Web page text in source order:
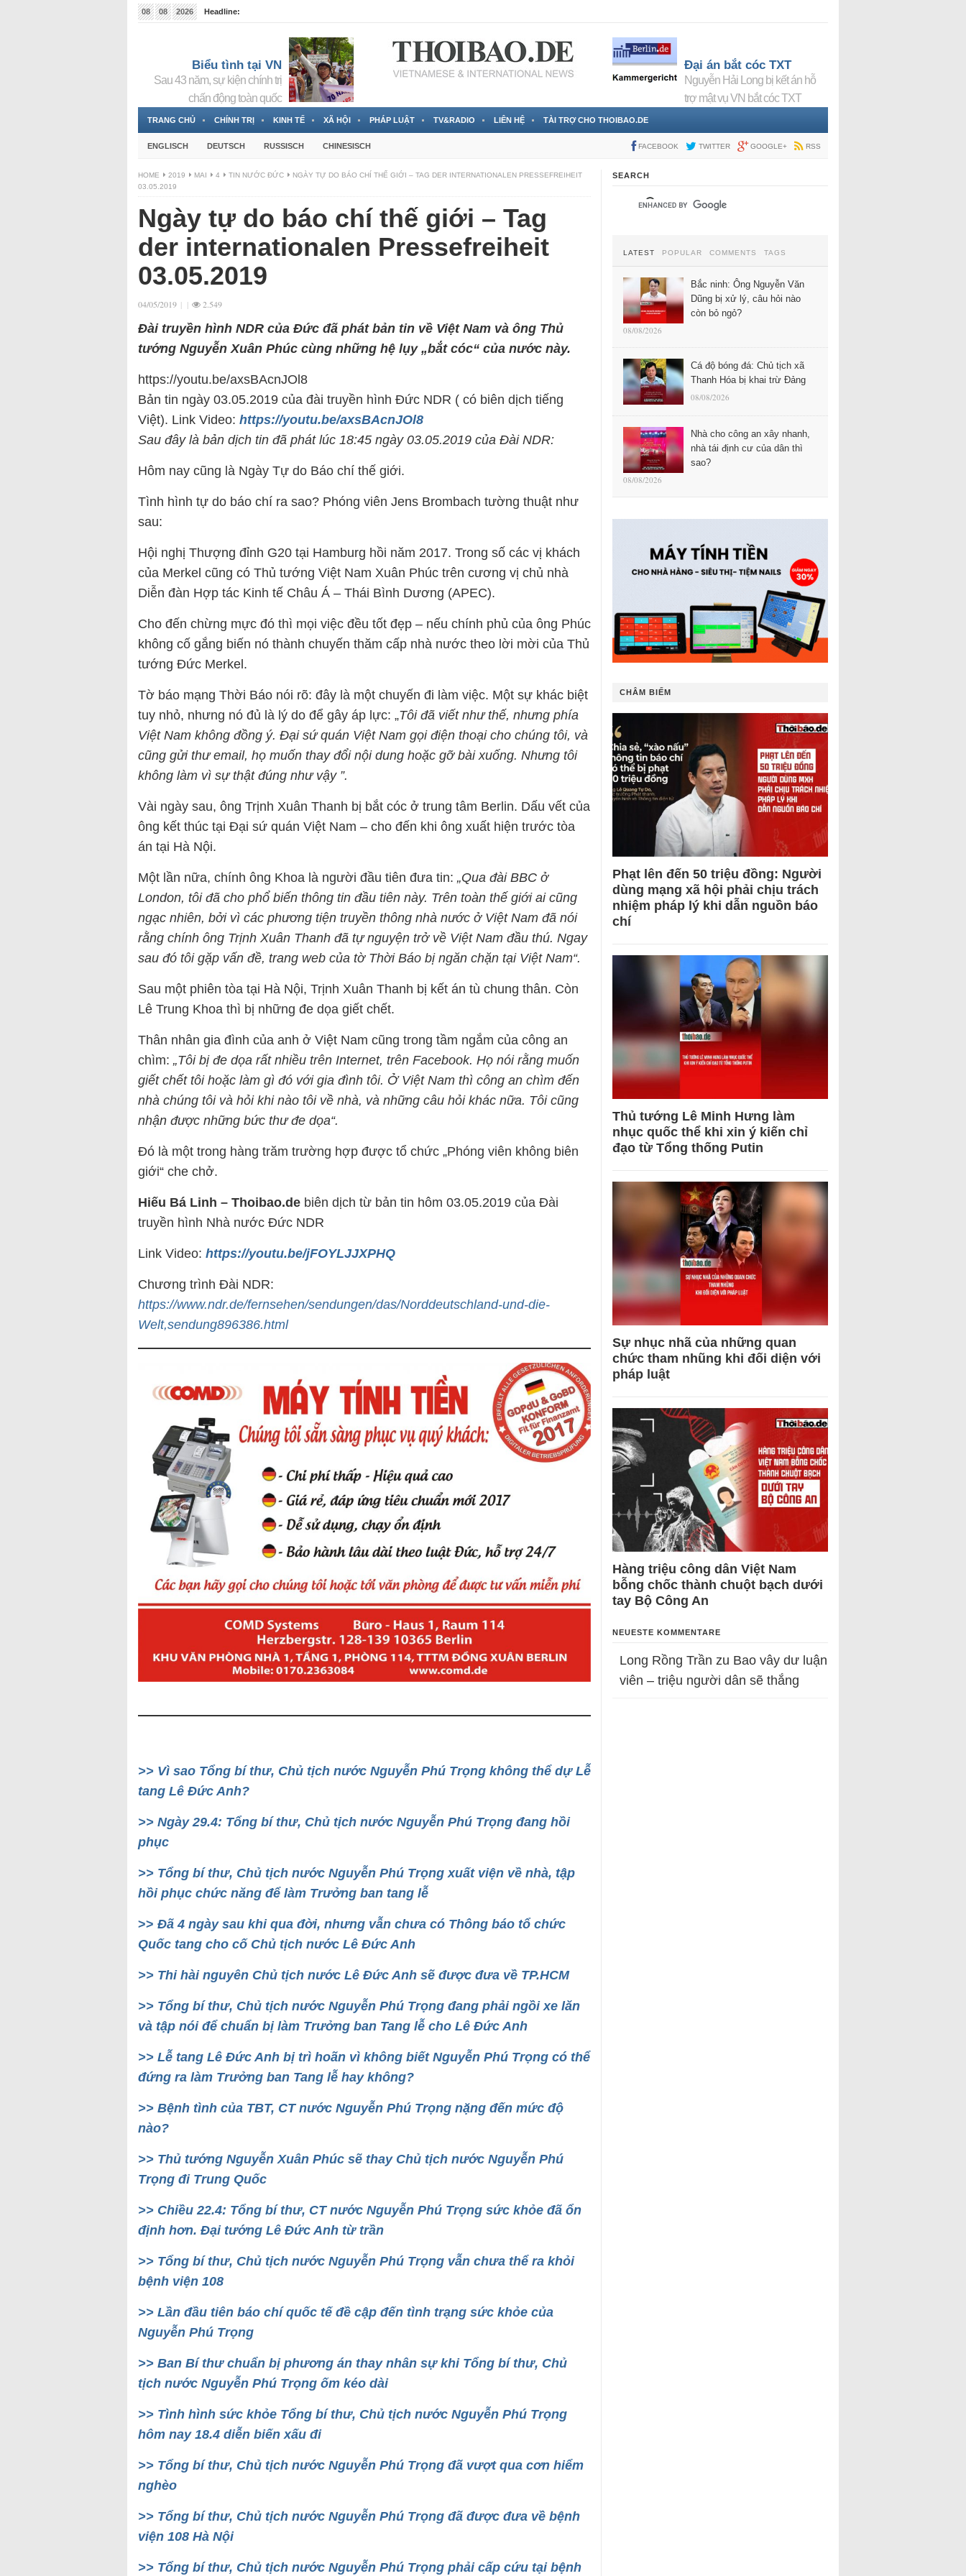
08 08 2026
Headline:
Biểu tình tại VN
Sau 43 năm, sự kiện chính trị
chấn động toàn quốc
Đại án bắt cóc TXT
Nguyễn Hải Long bị kết án hỗ
trợ mật vụ VN bắt cóc TXT
TRANG CHỦ CHÍNH TRỊ KINH TẾ XÃ HỘI PHÁP LUẬT TV&RADIO LIÊN HỆ TÀI TRỢ CHO THOIBAO.DE
ENGLISCH DEUTSCH RUSSISCH CHINESISCH FACEBOOK TWITTER GOOGLE+ RSS
HOME 2019 MAI 4 TIN NƯỚC ĐỨC
NGÀY TỰ DO BÁO CHÍ THẾ GIỚI – TAG DER INTERNATIONALEN PRESSEFREIHEIT
03.05.2019
Ngày tự do báo chí thế giới – Tag
der internationalen Pressefreiheit
03.05.2019
04/05/2019 | | 2.549
Đài truyền hình NDR của Đức đã phát bản tin về Việt Nam và ông Thủ
tướng Nguyễn Xuân Phúc cùng những hệ lụy „bắt cóc“ của nước này.
https://youtu.be/axsBAcnJOl8
Bản tin ngày 03.05.2019 của đài truyền hình Đức NDR ( có biên dịch tiếng
Việt). Link Video: https://youtu.be/axsBAcnJOl8
Sau đây là bản dịch tin đã phát lúc 18:45 ngày 03.05.2019 của Đài NDR:
Hôm nay cũng là Ngày Tự do Báo chí thế giới.
Tình hình tự do báo chí ra sao? Phóng viên Jens Brombach tường thuật như
sau:
Hội nghị Thượng đỉnh G20 tại Hamburg hồi năm 2017. Trong số các vị khách
của Merkel cũng có Thủ tướng Việt Nam Xuân Phúc trên cương vị chủ nhà
Diễn đàn Hợp tác Kinh tế Châu Á – Thái Bình Dương (APEC).
Cho đến chừng mực đó thì mọi việc đều tốt đẹp – nếu chính phủ của ông Phúc
không cố gắng biến nó thành chuyến thăm cấp nhà nước theo lời mời của Thủ
tướng Đức Merkel.
Tờ báo mạng Thời Báo nói rõ: đây là một chuyến đi làm việc. Một sự khác biệt
tuy nhỏ, nhưng nó đủ là lý do để gây áp lực: „Tôi đã viết như thế, nhưng phía
Việt Nam không đồng ý. Đại sứ quán Việt Nam gọi điện thoại cho chúng tôi, và
cũng gửi thư email, họ muốn thay đổi nội dung hoặc gỡ bài xuống. Nhưng tôi
không làm vì sự thật đúng như vậy ”.
Vài ngày sau, ông Trịnh Xuân Thanh bị bắt cóc ở trung tâm Berlin. Dấu vết của
ông kết thúc tại Đại sứ quán Việt Nam – cho đến khi ông xuất hiện trước tòa
án tại Hà Nội.
Một lần nữa, chính ông Khoa là người đầu tiên đưa tin: „Qua đài BBC ở
London, tôi đã cho phổ biến thông tin đầu tiên này. Trên toàn thế giới ai cũng
ngạc nhiên, bởi vì các phương tiện truyền thông nhà nước ở Việt Nam đã nói
rằng chính ông Trịnh Xuân Thanh đã tự nguyện trở về Việt Nam đầu thú. Ngay
sau đó tôi gặp vấn đề, trang web của tờ Thời Báo bị ngăn chặn tại Việt Nam“.
Sau một phiên tòa tại Hà Nội, Trịnh Xuân Thanh bị kết án tù chung thân. Còn
Lê Trung Khoa thì bị những đe dọa giết chết.
Thân nhân gia đình của anh ở Việt Nam cũng trong tầm ngắm của công an
chìm: „Tôi bị đe dọa rất nhiều trên Internet, trên Facebook. Họ nói rằng muốn
giết chết tôi hoặc làm gì đó với gia đình tôi. Ở Việt Nam thì công an chìm đến
nhà chúng tôi và hỏi khi nào tôi về nhà, và những câu hỏi khác nữa. Tôi cũng
nhận được những bức thư đe dọa“.
Đó là một trong hàng trăm trường hợp được tổ chức „Phóng viên không biên
giới“ che chở.
Hiếu Bá Linh – Thoibao.de biên dịch từ bản tin hôm 03.05.2019 của Đài
truyền hình Nhà nước Đức NDR
Link Video: https://youtu.be/jFOYLJJXPHQ
Chương trình Đài NDR:
https://www.ndr.de/fernsehen/sendungen/das/Norddeutschland-und-die-
Welt,sendung896386.html
>> Vì sao Tổng bí thư, Chủ tịch nước Nguyễn Phú Trọng không thể dự Lễ
tang Lê Đức Anh?
>> Ngày 29.4: Tổng bí thư, Chủ tịch nước Nguyễn Phú Trọng đang hồi
phục
>> Tổng bí thư, Chủ tịch nước Nguyễn Phú Trọng xuất viện về nhà, tập
hồi phục chức năng để làm Trưởng ban tang lễ
>> Đã 4 ngày sau khi qua đời, nhưng vẫn chưa có Thông báo tổ chức
Quốc tang cho cố Chủ tịch nước Lê Đức Anh
>> Thi hài nguyên Chủ tịch nước Lê Đức Anh sẽ được đưa về TP.HCM
>> Tổng bí thư, Chủ tịch nước Nguyễn Phú Trọng đang phải ngồi xe lăn
và tập nói để chuẩn bị làm Trưởng ban Tang lễ cho Lê Đức Anh
>> Lễ tang Lê Đức Anh bị trì hoãn vì không biết Nguyễn Phú Trọng có thể
đứng ra làm Trưởng ban Tang lễ hay không?
>> Bệnh tình của TBT, CT nước Nguyễn Phú Trọng nặng đến mức độ
nào?
>> Thủ tướng Nguyễn Xuân Phúc sẽ thay Chủ tịch nước Nguyễn Phú
Trọng đi Trung Quốc
>> Chiều 22.4: Tổng bí thư, CT nước Nguyễn Phú Trọng sức khỏe đã ổn
định hơn. Đại tướng Lê Đức Anh từ trần
>> Tổng bí thư, Chủ tịch nước Nguyễn Phú Trọng vẫn chưa thể ra khỏi
bệnh viện 108
>> Lần đầu tiên báo chí quốc tế đề cập đến tình trạng sức khỏe của
Nguyễn Phú Trọng
>> Ban Bí thư chuẩn bị phương án thay nhân sự khi Tổng bí thư, Chủ
tịch nước Nguyễn Phú Trọng ốm kéo dài
>> Tình hình sức khỏe Tổng bí thư, Chủ tịch nước Nguyễn Phú Trọng
hôm nay 18.4 diễn biến xấu đi
>> Tổng bí thư, Chủ tịch nước Nguyễn Phú Trọng đã vượt qua cơn hiểm
nghèo
>> Tổng bí thư, Chủ tịch nước Nguyễn Phú Trọng đã được đưa về bệnh
viện 108 Hà Nội
>> Tổng bí thư, Chủ tịch nước Nguyễn Phú Trọng phải cấp cứu tại bệnh
SEARCH
LATEST POPULAR COMMENTS TAGS
Bắc ninh: Ông Nguyễn Văn
Dũng bị xử lý, câu hỏi nào
còn bỏ ngỏ?
08/08/2026
Cá độ bóng đá: Chủ tịch xã
Thanh Hóa bị khai trừ Đảng
08/08/2026
Nhà cho công an xây nhanh,
nhà tái định cư của dân thì
sao?
08/08/2026
CHÂM BIẾM
Phạt lên đến 50 triệu đồng: Người
dùng mạng xã hội phải chịu trách
nhiệm pháp lý khi dẫn nguồn báo
chí
Thủ tướng Lê Minh Hưng làm
nhục quốc thể khi xin ý kiến chỉ
đạo từ Tổng thống Putin
Sự nhục nhã của những quan
chức tham nhũng khi đối diện với
pháp luật
Hàng triệu công dân Việt Nam
bỗng chốc thành chuột bạch dưới
tay Bộ Công An
NEUESTE KOMMENTARE
Long Rồng Trần zu Bao vây dư luận
viên – triệu người dân sẽ thắng